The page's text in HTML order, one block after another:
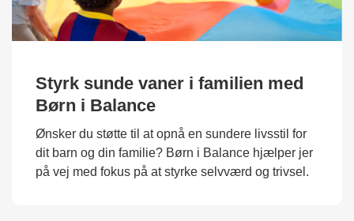
Styrk sunde vaner i familien med
Børn i Balance
Ønsker du støtte til at opnå en sundere livsstil for
dit barn og din familie? Børn i Balance hjælper jer
på vej med fokus på at styrke selvværd og trivsel.